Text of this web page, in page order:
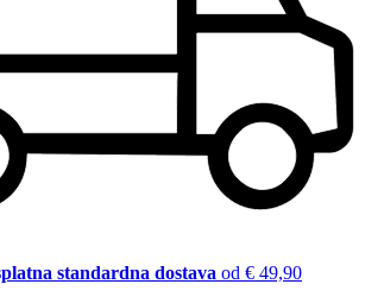
standardna dostava od € 49,90